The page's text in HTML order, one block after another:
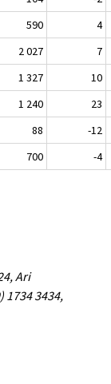
590
4
2 027
7
1 327
10
1 240
23
88
-12
700 -4
Ari
1734 3434,